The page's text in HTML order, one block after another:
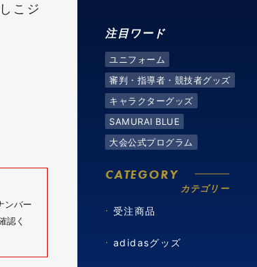
こジ
ンバー
認く
注目ワード
ユニフォーム
審判・指導者・競技者グッズ
キャラクターグッズ
SAMURAI BLUE
大会公式プログラム
CATEGORY
カテゴリー
受注商品
adidasグッズ